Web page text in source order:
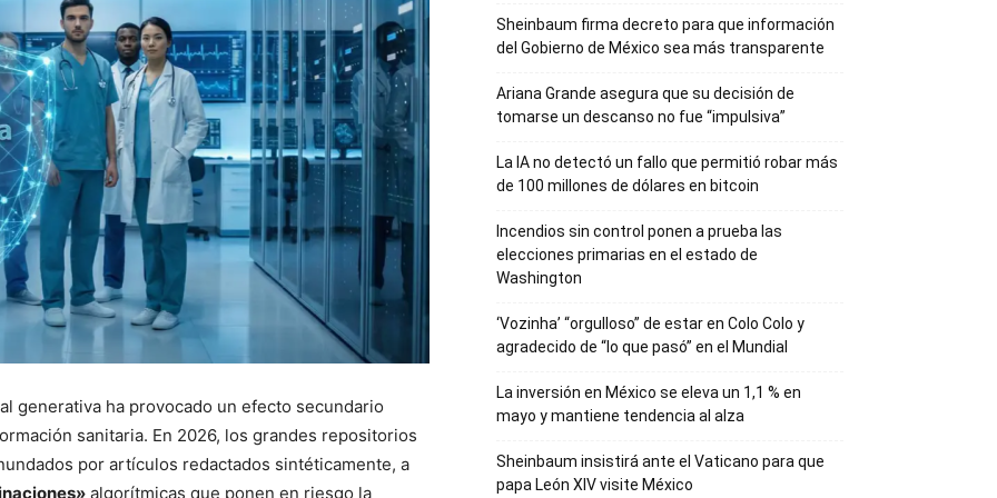
generativa ha provocado un efecto secundario
sanitaria. En 2026, los grandes repositorios
por artículos redactados sintéticamente, a
algorítmicas que ponen en riesgo la
Sheinbaum firma decreto para que información
del Gobierno de México sea más transparente
Ariana Grande asegura que su decisión de
tomarse un descanso no fue “impulsiva”
La IA no detectó un fallo que permitió robar más
de 100 millones de dólares en bitcoin
Incendios sin control ponen a prueba las
elecciones primarias en el estado de
Washington
‘Vozinha’ “orgulloso” de estar en Colo Colo y
agradecido de “lo que pasó” en el Mundial
La inversión en México se eleva un 1,1 % en
mayo y mantiene tendencia al alza
Sheinbaum insistirá ante el Vaticano para que
papa León XIV visite México